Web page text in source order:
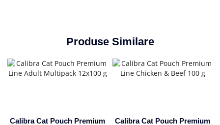
Produse Similare
Calibra Cat Pouch Premium
Calibra Cat Pouch Premium